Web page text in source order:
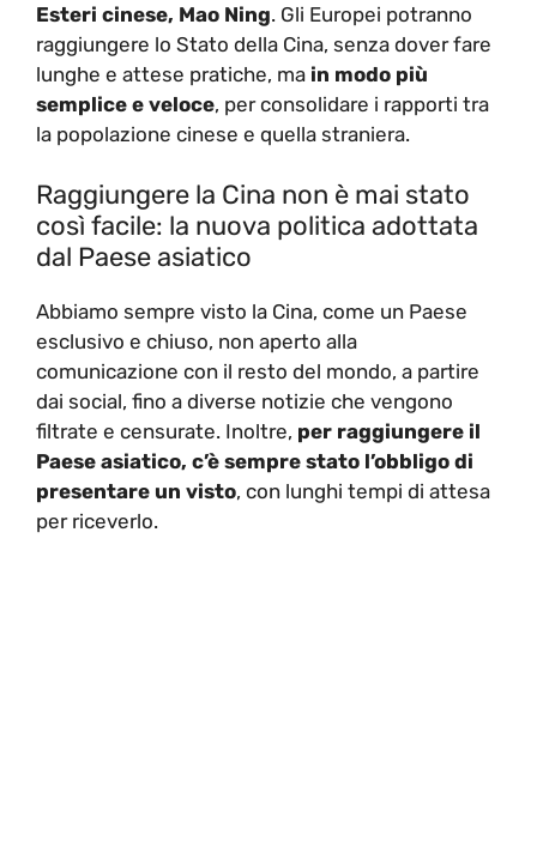
Esteri cinese, Mao Ning. Gli Europei potranno
raggiungere lo Stato della Cina, senza dover fare
lunghe e attese pratiche, ma in modo più
semplice e veloce, per consolidare i rapporti tra
la popolazione cinese e quella straniera.
Raggiungere la Cina non è mai stato
così facile: la nuova politica adottata
dal Paese asiatico
Abbiamo sempre visto la Cina, come un Paese
esclusivo e chiuso, non aperto alla
comunicazione con il resto del mondo, a partire
dai social, fino a diverse notizie che vengono
filtrate e censurate. Inoltre, per raggiungere il
Paese asiatico, c’è sempre stato l’obbligo di
presentare un visto, con lunghi tempi di attesa
per riceverlo.